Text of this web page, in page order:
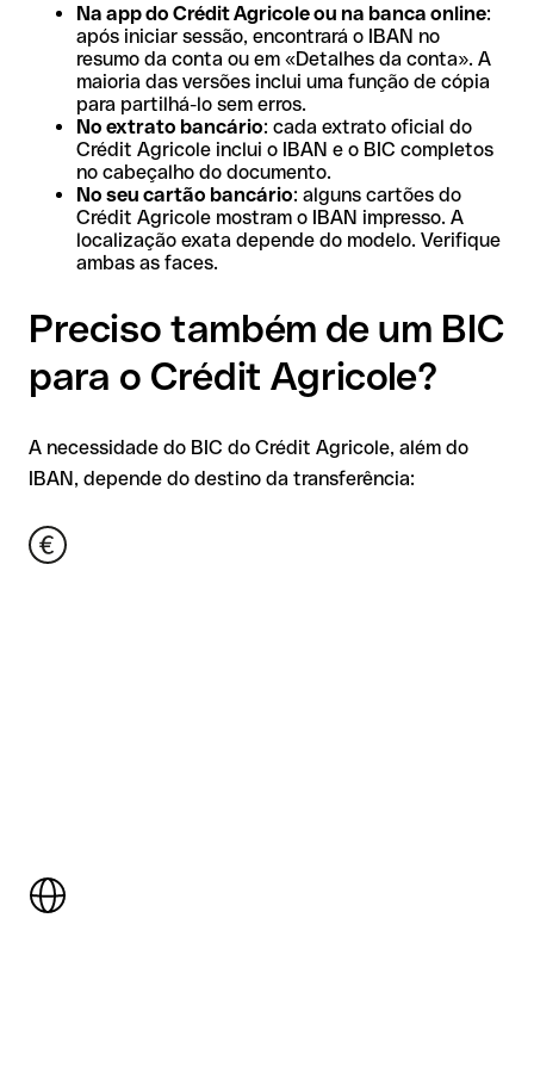
Na app do Crédit Agricole ou na banca online:
após iniciar sessão, encontrará o IBAN no
resumo da conta ou em «Detalhes da conta». A
maioria das versões inclui uma função de cópia
para partilhá-lo sem erros.
No extrato bancário: cada extrato oficial do
Crédit Agricole inclui o IBAN e o BIC completos
no cabeçalho do documento.
No seu cartão bancário: alguns cartões do
Crédit Agricole mostram o IBAN impresso. A
localização exata depende do modelo. Verifique
ambas as faces.
Preciso também de um BIC
para o Crédit Agricole?
A necessidade do BIC do Crédit Agricole, além do
IBAN, depende do destino da transferência: